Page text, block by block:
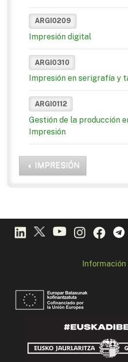
ARGI0209
Impresión digital
ARGI0310
Impresión en serigrafía y
ARGI0112
Gestión de la producción
Impresión
IMPRESIÓN